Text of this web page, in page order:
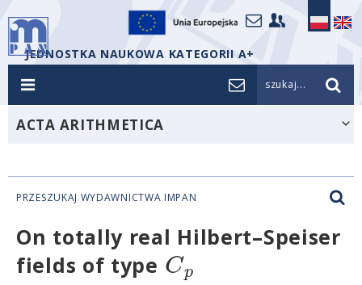
JEDNOSTKA NAUKOWA KATEGORII A+
szukaj...
ACTA ARITHMETICA
PRZESZUKAJ WYDAWNICTWA IMPAN
On totally real Hilbert–Speiser
fields of type Cp